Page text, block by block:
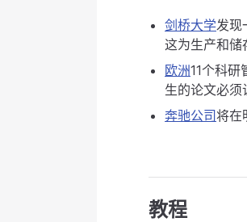
剑桥大学发现
这为生产和储
欧洲11个科研
生的论文必须
奔驰公司将在
教程